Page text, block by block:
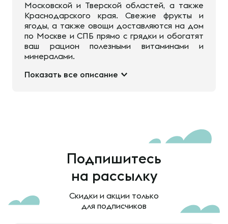
Московской и Тверской областей, а также
Краснодарского края. Свежие фрукты и
ягоды, а также овощи доставляются на дом
по Москве и СПБ прямо с грядки и обогатят
ваш рацион полезными витаминами и
минералами.
Показать все описание
Подпишитесь
на рассылку
Скидки и акции только
для подписчиков